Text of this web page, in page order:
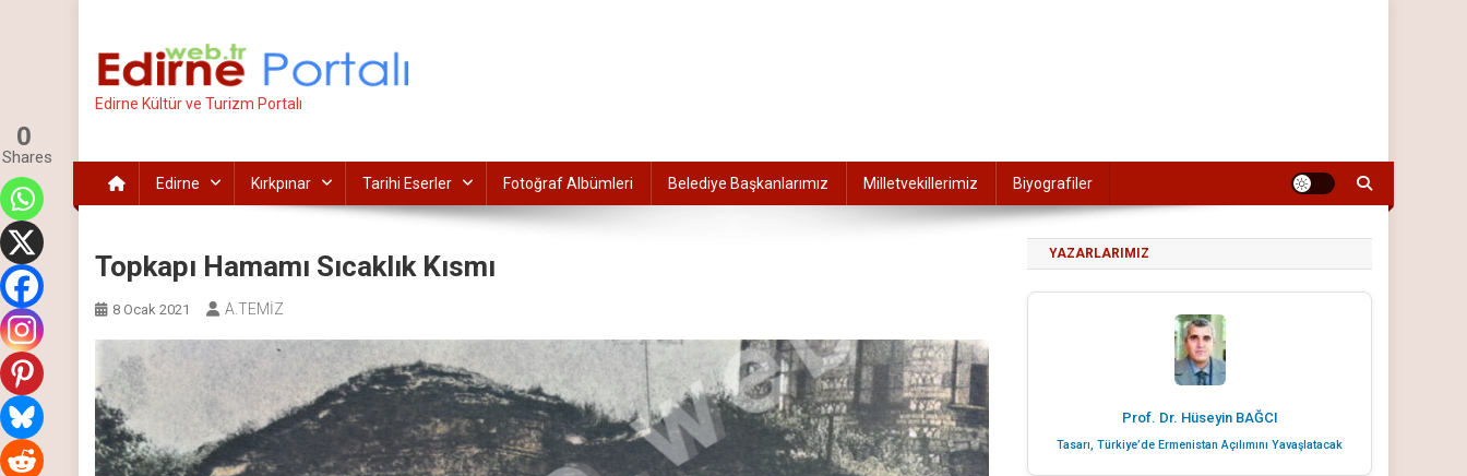
Edirne Kültür ve Turizm Portalı
Edirne Kırkpınar Tarihi Eserler Fotoğraf Albümleri Belediye Başkanlarımız Milletvekillerimiz Biyografiler
Topkapı Hamamı Sıcaklık Kısmı
8 Ocak 2021 A.TEMİZ
0
Shares
YAZARLARIMIZ
Prof. Dr. Hüseyin BAĞCI
Tasarı, Türkiye’de Ermenistan Açılımını Yavaşlatacak